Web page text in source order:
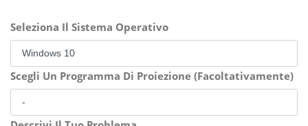
Seleziona Il Sistema Operativo
Scegli Un Programma Di Proiezione (Facoltativamente)